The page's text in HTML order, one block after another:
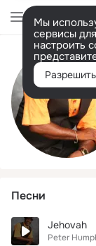
Мы
сервисы
настроить
Песни
Jehovah
Peter